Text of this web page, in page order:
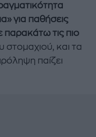
για παθήσεις
τις πιο
στομαχιού, και τα
παίζει